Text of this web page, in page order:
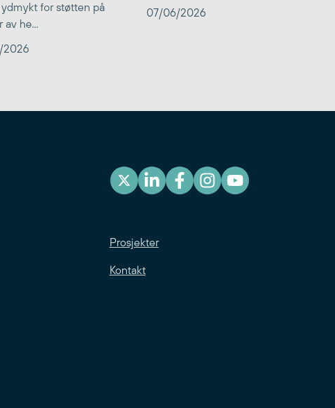
for støtten på
av he...
2026
07/06/2026
Prosjekter
Kontakt